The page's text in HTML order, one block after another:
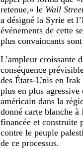
retenue,» le Wall
a désigné la Syrie et
événements de cette
plus convaincants
L’ampleur croissante
conséquence
des États-Unis en
plus en plus
américain dans la
donné carte blanche à
financée et construite
contre le peuple
de ce processus.